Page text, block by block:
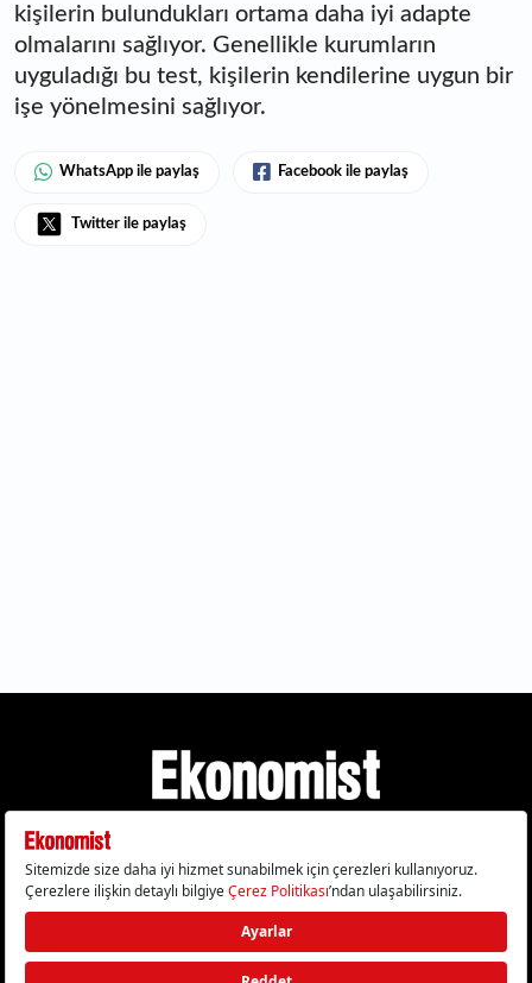
kişilerin bulundukları ortama daha iyi adapte
olmalarını sağlıyor. Genellikle kurumların
uyguladığı bu test, kişilerin kendilerine uygun bir
işe yönelmesini sağlıyor.
WhatsApp ile paylaş Facebook ile paylaş
Twitter ile paylaş
Gizlilik Politikası Çerez Politikası Çerezleri Sıfırla
KVKK Metni Künye İletişim